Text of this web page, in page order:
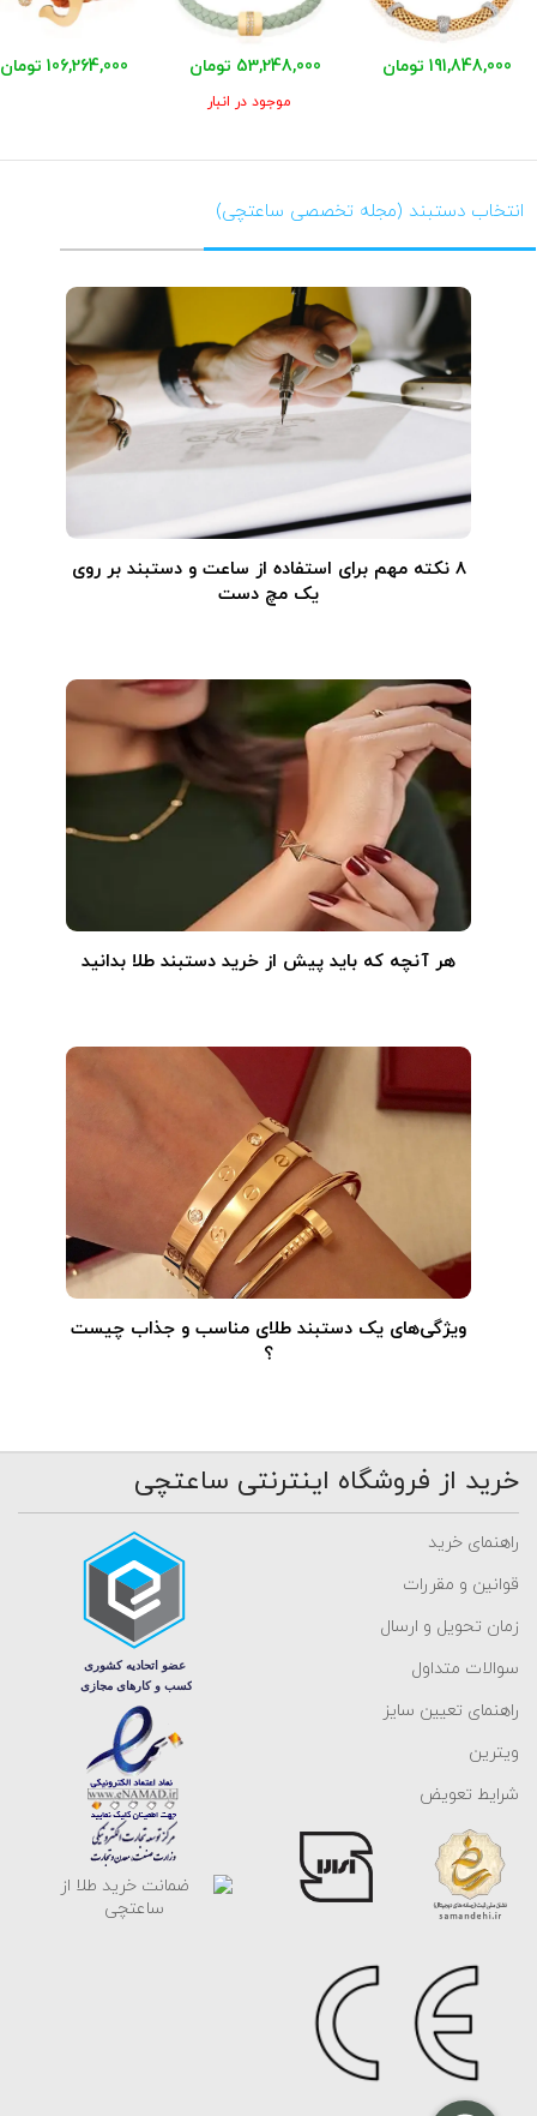
191,848,000 تومان 53,248,000 تومان
موجود در انبار
106,264,000 تومان
انتخاب دستبند (مجله تخصصی ساعتچی)
۸ نکته مهم برای استفاده از ساعت و دستبند بر روی
یک مچ دست
هر آنچه که باید پیش از خرید دستبند طلا بدانید
ویژگی‌های یک دستبند طلای مناسب و جذاب چیست
؟
خرید از فروشگاه اینترنتی ساعتچی
راهنمای خرید
قوانین و مقررات
زمان تحویل و ارسال
سوالات متداول
راهنمای تعیین سایز
ویترین
شرایط تعویض